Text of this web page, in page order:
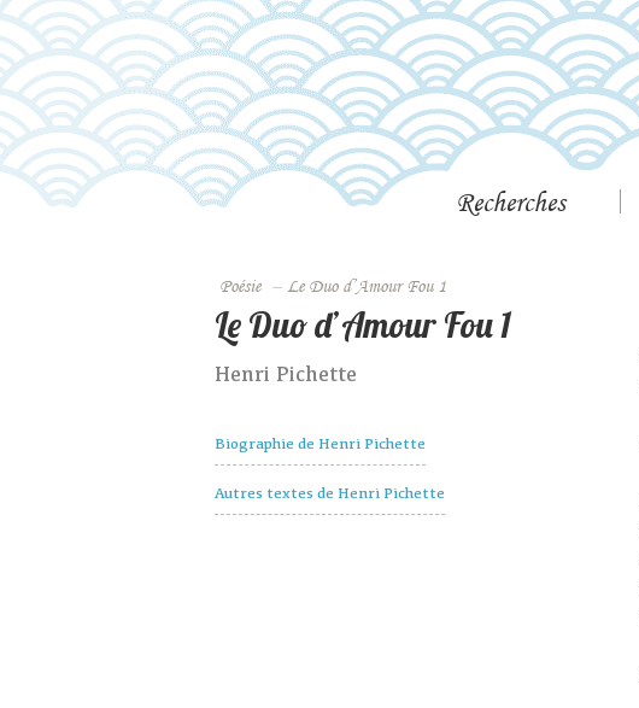
Recherches
Poésie – Le Duo d’Amour Fou 1
Le Duo d’Amour Fou 1
Henri Pichette
Biographie de Henri Pichette
Autres textes de Henri Pichette